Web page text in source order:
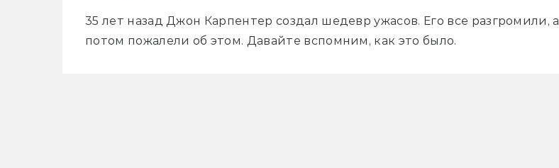
35 лет назад Джон Карпентер создал шедевр ужасов. Его все разгромили, а
потом пожалели об этом. Давайте вспомним, как это было.